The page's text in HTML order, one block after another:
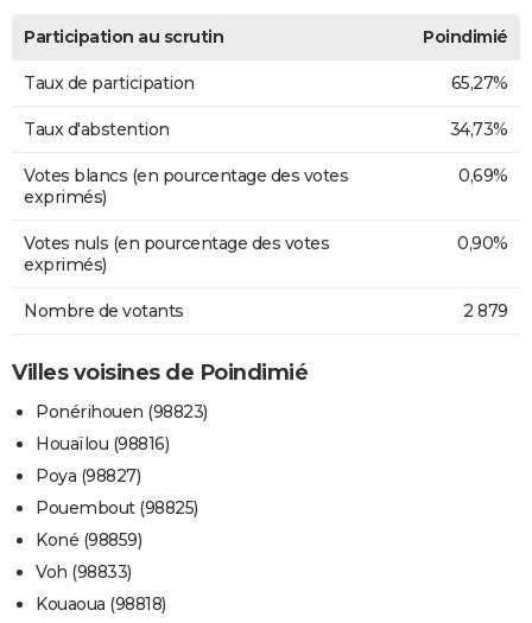
Participation au scrutin Poindimié
Taux de participation 65,27%
Taux d'abstention 34,73%
Votes blancs (en pourcentage des votes
exprimés)
0,69%
Votes nuls (en pourcentage des votes
exprimés)
0,90%
Nombre de votants 2 879
Villes voisines de Poindimié
Ponérihouen (98823)
Houaïlou (98816)
Poya (98827)
Pouembout (98825)
Koné (98859)
Voh (98833)
Kouaoua (98818)